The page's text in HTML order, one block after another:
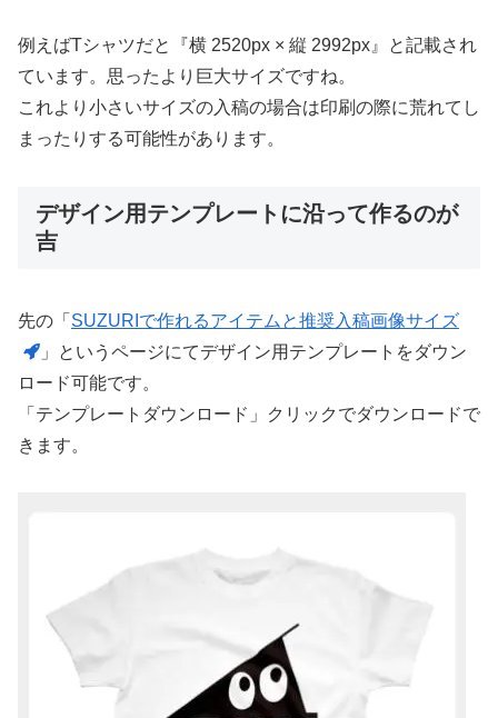
例えばTシャツだと『横 2520px × 縦 2992px』と記載され
ています。思ったより巨大サイズですね。
これより小さいサイズの入稿の場合は印刷の際に荒れてし
まったりする可能性があります。
デザイン用テンプレートに沿って作るのが
吉
先の「 SUZURIで作れるアイテムと推奨入稿画像サイズ
」というページにてデザイン用テンプレートをダウン
ロード可能です。
「テンプレートダウンロード」クリックでダウンロードで
きます。